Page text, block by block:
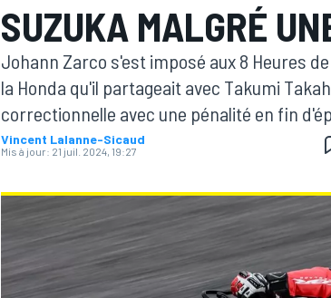
MOTOGP
SUZUKA MALGRÉ
Johann Zarco s'est imposé aux 8 Heures
la Honda qu'il partageait avec Takumi
correctionnelle avec une pénalité en fin
Vincent Lalanne-Sicaud
Mis à jour: 21 juil. 2024, 19:27